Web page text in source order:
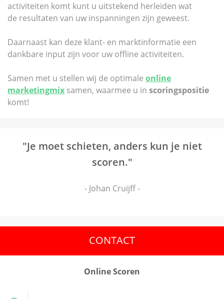
activiteiten komt kunt u uitstekend herleiden wat
de resultaten van uw inspanningen zijn geweest.
Daarnaast kan deze klant- en marktinformatie een
dankbare inputzijn voor uw offline activiteiten.
Samen met u stellen wij de optimale online
marketingmix samen, waarmee u in scoringspositie
komt!
"Je moet schieten, anders kun je niet
scoren."
- Johan Cruijff -
CONTACT
Online Scoren